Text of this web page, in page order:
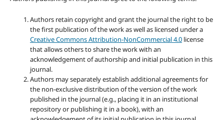
Authors retain copyright and grant the journal the right to be
the first publication of the work as well as licensed under a
Creative Commons Attribution-NonCommercial 4.0license
that allows others to share the work with an
acknowledgement of authorship and initial publication in this
journal.
Authors may separately establish additional agreements for
the non-exclusive distribution of the version of the work
published in the journal (e.g., placing it in an institutional
repository or publishing it in a book), with an